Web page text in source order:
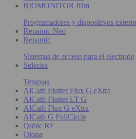
BIOMONITOR IIIm
Programadores y dispositivos
Renamic Neo
Renamic
Sistemas de acceso para el electrodo
Selectra
Terapias
AlCath Flutter Flux G eXtra
AlCath Flutter LT G
AlCath Flux G eXtra
AlCath G FullCircle
Qubic RF
Qiona